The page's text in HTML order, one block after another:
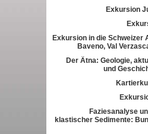
Exkursion
Exkursion in die Schweizer
Baveno, Val
Der Ätna: Geologie,
und
Faziesanalyse
klastischer Sedimente: